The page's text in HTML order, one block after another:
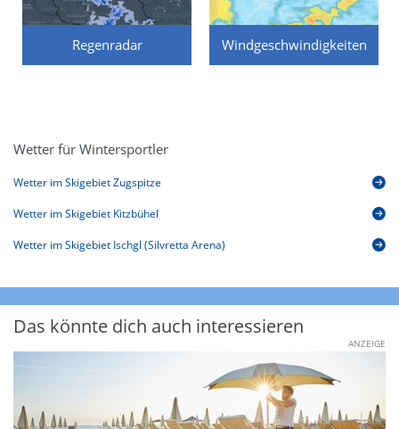
Regenradar Windgeschwindigkeiten
Wetter für Wintersportler
Wetter im Skigebiet Zugspitze
Wetter im Skigebiet Kitzbühel
Wetter im Skigebiet Ischgl (Silvretta Arena)
Das könnte dich auch interessieren
ANZEIGE